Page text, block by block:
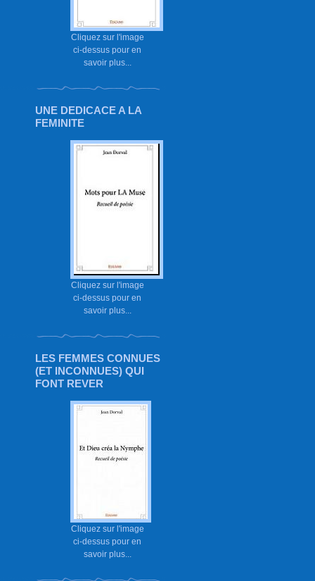
Cliquez sur l'image
ci-dessus pour en
savoir plus...
UNE DEDICACE A LA
FEMINITE
Cliquez sur l'image
ci-dessus pour en
savoir plus...
LES FEMMES CONNUES
(ET INCONNUES) QUI
FONT REVER
Cliquez sur l'image
ci-dessus pour en
savoir plus...